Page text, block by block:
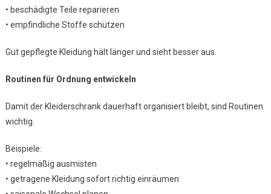
• beschädigte Teile reparieren
• empfindliche Stoffe schützen
Gut gepflegte Kleidung hält länger und sieht besser aus.
Routinen für Ordnung entwickeln
Damit der Kleiderschrank dauerhaft organisiert bleibt, sind Routinen
wichtig.
Beispiele:
• regelmäßig ausmisten
• getragene Kleidung sofort richtig einräumen